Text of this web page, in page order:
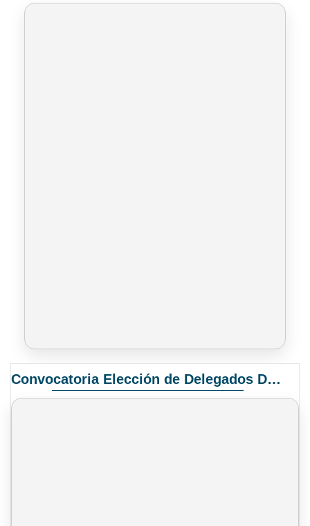
Convocatoria Elección de Delegados Docentes para el XIV Congreso Nacional de Universidades